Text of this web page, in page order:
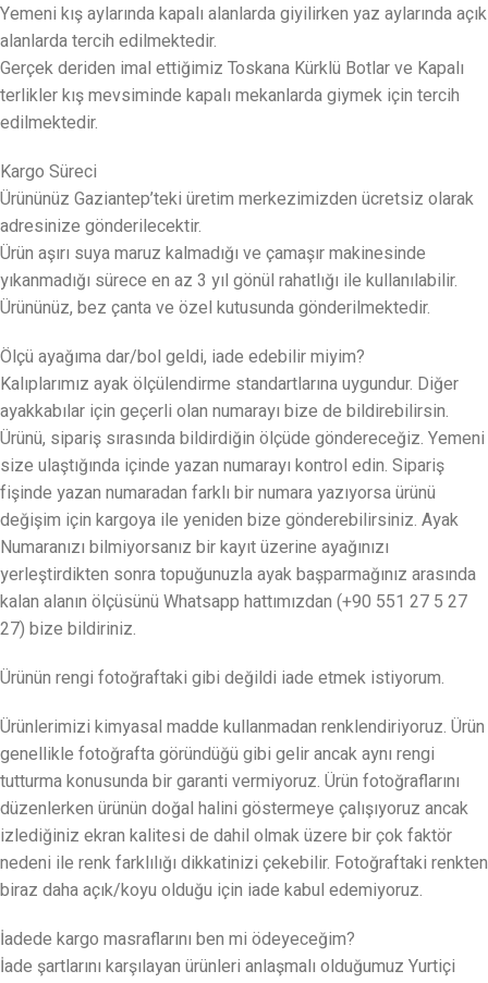
Yemeni kış aylarında kapalı alanlarda giyilirken yaz aylarında açık
alanlarda tercih edilmektedir.
Gerçek deriden imal ettiğimiz Toskana Kürklü Botlar ve Kapalı
terlikler kış mevsiminde kapalı mekanlarda giymek için tercih
edilmektedir.
Kargo Süreci
Ürününüz Gaziantep’teki üretim merkezimizden ücretsiz olarak
adresinize gönderilecektir.
Ürün aşırı suya maruz kalmadığı ve çamaşır makinesinde
yıkanmadığı sürece en az 3 yıl gönül rahatlığı ile kullanılabilir.
Ürününüz, bez çanta ve özel kutusunda gönderilmektedir.
Ölçü ayağıma dar/bol geldi, iade edebilir miyim?
Kalıplarımız ayak ölçülendirme standartlarına uygundur. Diğer
ayakkabılar için geçerli olan numarayı bize de bildirebilirsin.
Ürünü, sipariş sırasında bildirdiğin ölçüde göndereceğiz. Yemeni
size ulaştığında içinde yazan numarayı kontrol edin. Sipariş
fişinde yazan numaradan farklı bir numara yazıyorsa ürünü
değişim için kargoya ile yeniden bize gönderebilirsiniz. Ayak
Numaranızı bilmiyorsanız bir kayıt üzerine ayağınızı
yerleştirdikten sonra topuğunuzla ayak başparmağınız arasında
kalan alanın ölçüsünü Whatsapp hattımızdan (+90 551 27 5 27
27) bize bildiriniz.
Ürünün rengi fotoğraftaki gibi değildi iade etmek istiyorum.
Ürünlerimizi kimyasal madde kullanmadan renklendiriyoruz. Ürün
genellikle fotoğrafta göründüğü gibi gelir ancak aynı rengi
tutturma konusunda bir garanti vermiyoruz. Ürün fotoğraflarını
düzenlerken ürünün doğal halini göstermeye çalışıyoruz ancak
izlediğiniz ekran kalitesi de dahil olmak üzere bir çok faktör
nedeni ile renk farklılığı dikkatinizi çekebilir. Fotoğraftaki renkten
biraz daha açık/koyu olduğu için iade kabul edemiyoruz.
İadede kargo masraflarını ben mi ödeyeceğim?
İade şartlarını karşılayan ürünleri anlaşmalı olduğumuz Yurtiçi